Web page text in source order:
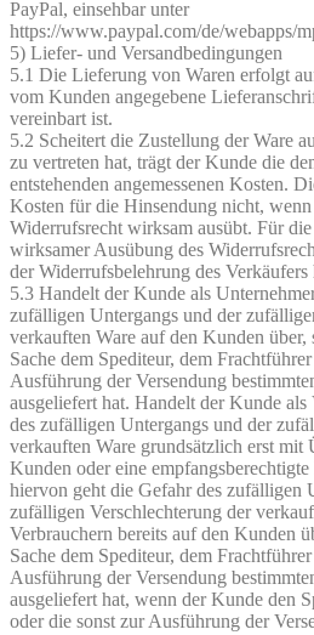
PayPal, einsehbar unter
https://www.paypal.com/de/webapps/
5) Liefer- und Versandbedingungen
5.1 Die Lieferung von Waren erfolgt
vom Kunden angegebene
vereinbart ist.
5.2 Scheitert die Zustellung der Ware
zu vertreten hat, trägt der Kunde die
entstehenden angemessenen Kosten.
Kosten für die Hinsendung nicht,
Widerrufsrecht wirksam ausübt. Für
wirksamer Ausübung des
der Widerrufsbelehrung des
5.3 Handelt der Kunde als
zufälligen Untergangs und der
verkauften Ware auf den Kunden über,
Sache dem Spediteur, dem
Ausführung der Versendung
ausgeliefert hat. Handelt der Kunde
des zufälligen Untergangs und der
verkauften Ware grundsätzlich erst mit
Kunden oder eine
hiervon geht die Gefahr des zufälligen
zufälligen Verschlechterung der
Verbrauchern bereits auf den Kunden
Sache dem Spediteur, dem
Ausführung der Versendung
ausgeliefert hat, wenn der Kunde den
oder die sonst zur Ausführung der